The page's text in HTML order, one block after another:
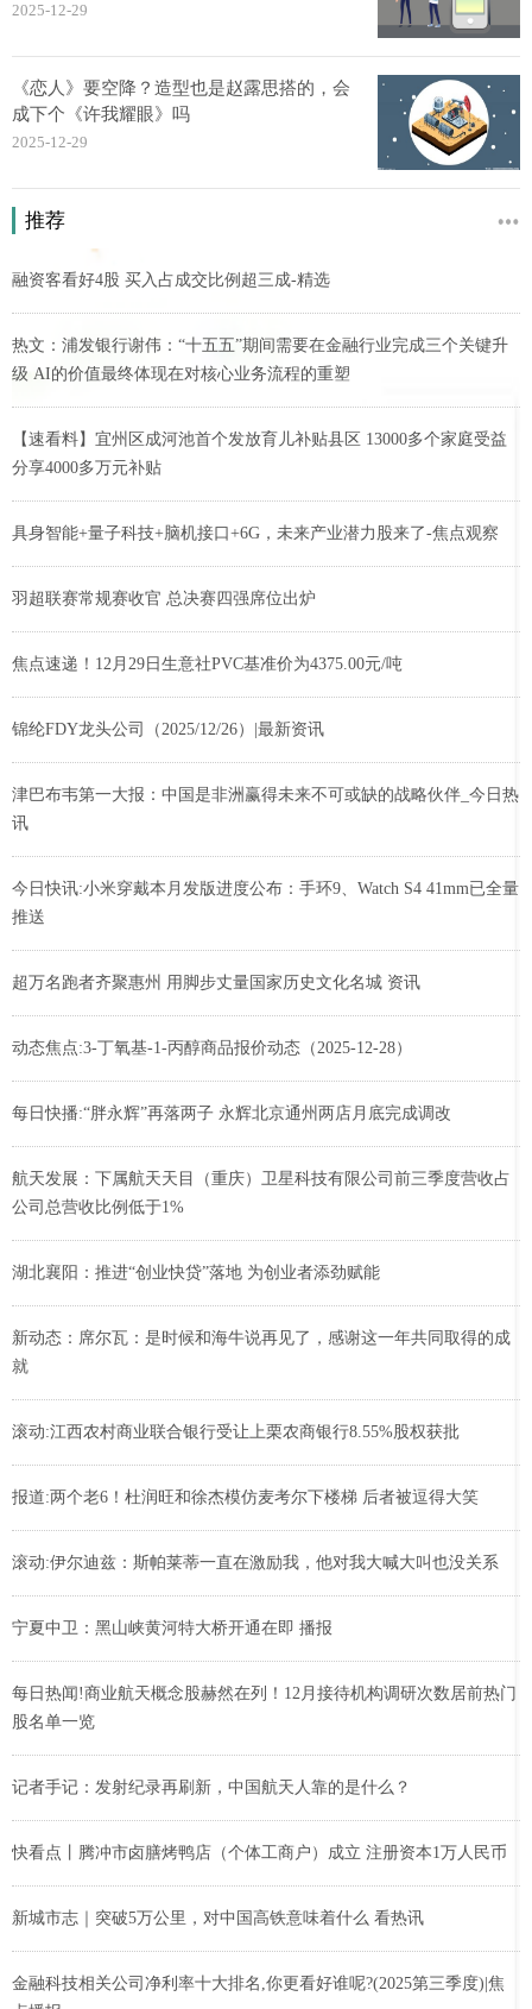
2025-12-29
《恋人》要空降？造型也是赵露思搭的，会
成下个《许我耀眼》吗
2025-12-29
推荐
融资客看好4股 买入占成交比例超三成-精选
热文：浦发银行谢伟：“十五五”期间需要在金融行业完成三个关键升
级 AI的价值最终体现在对核心业务流程的重塑
【速看料】宜州区成河池首个发放育儿补贴县区 13000多个家庭受益
分享4000多万元补贴
具身智能+量子科技+脑机接口+6G，未来产业潜力股来了-焦点观察
羽超联赛常规赛收官 总决赛四强席位出炉
焦点速递！12月29日生意社PVC基准价为4375.00元/吨
锦纶FDY龙头公司（2025/12/26）|最新资讯
津巴布韦第一大报：中国是非洲赢得未来不可或缺的战略伙伴_今日热
讯
今日快讯:小米穿戴本月发版进度公布：手环9、Watch S4 41mm已全量
推送
超万名跑者齐聚惠州 用脚步丈量国家历史文化名城 资讯
动态焦点:3-丁氧基-1-丙醇商品报价动态（2025-12-28）
每日快播:“胖永辉”再落两子 永辉北京通州两店月底完成调改
航天发展：下属航天天目（重庆）卫星科技有限公司前三季度营收占
公司总营收比例低于1%
湖北襄阳：推进“创业快贷”落地 为创业者添劲赋能
新动态：席尔瓦：是时候和海牛说再见了，感谢这一年共同取得的成
就
滚动:江西农村商业联合银行受让上栗农商银行8.55%股权获批
报道:两个老6！杜润旺和徐杰模仿麦考尔下楼梯 后者被逗得大笑
滚动:伊尔迪兹：斯帕莱蒂一直在激励我，他对我大喊大叫也没关系
宁夏中卫：黑山峡黄河特大桥开通在即 播报
每日热闻!商业航天概念股赫然在列！12月接待机构调研次数居前热门
股名单一览
记者手记：发射纪录再刷新，中国航天人靠的是什么？
快看点丨腾冲市卤膳烤鸭店（个体工商户）成立 注册资本1万人民币
新城市志｜突破5万公里，对中国高铁意味着什么 看热讯
金融科技相关公司净利率十大排名,你更看好谁呢?(2025第三季度)|焦